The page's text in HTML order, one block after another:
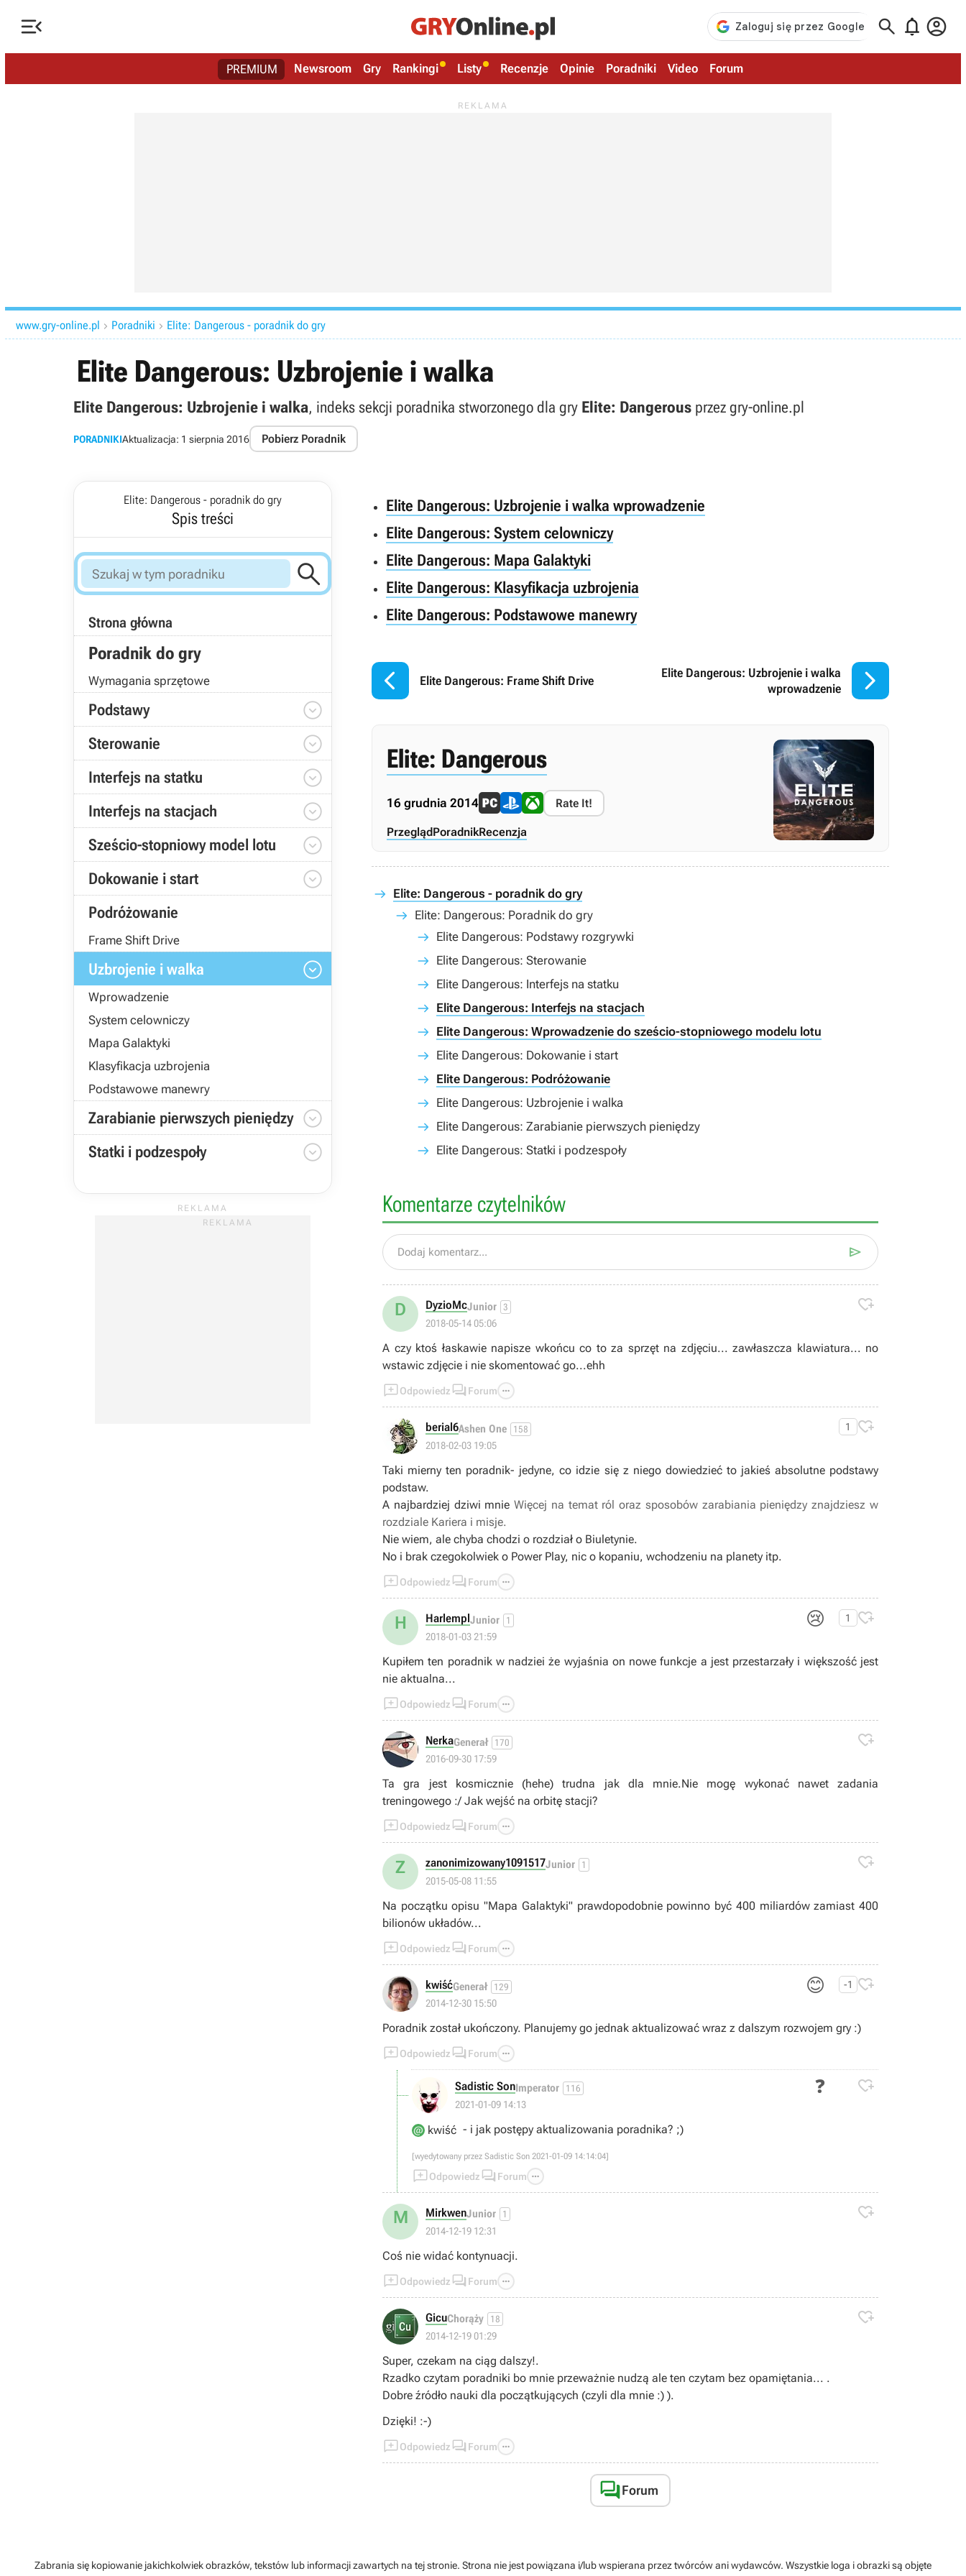
   
PREMIUM Newsroom Gry Rankingi Listy Recenzje Opinie Poradniki Video Forum
www.gry-online.pl  Poradniki  Elite: Dangerous - poradnik do gry
Elite Dangerous: Uzbrojenie i walka
Elite Dangerous: Uzbrojenie i walka, indeks sekcji poradnika stworzonego dla gry Elite: Dangerous przez gry-online.pl
PORADNIKIAktualizacja: 1 sierpnia 2016 Pobierz Poradnik
Elite: Dangerous - poradnik do gry
Spis treści

Strona główna
Poradnik do gry
Wymagania sprzętowe
Podstawy 
Sterowanie 
Interfejs na statku 
Interfejs na stacjach 
Sześcio-stopniowy model lotu 
Dokowanie i start 
Podróżowanie
Frame Shift Drive
Uzbrojenie i walka 
Wprowadzenie
System celowniczy
Mapa Galaktyki
Klasyfikacja uzbrojenia
Podstawowe manewry
Zarabianie pierwszych pieniędzy 
Statki i podzespoły 
Elite Dangerous: Uzbrojenie i walka wprowadzenie
Elite Dangerous: System celowniczy
Elite Dangerous: Mapa Galaktyki
Elite Dangerous: Klasyfikacja uzbrojenia
Elite Dangerous: Podstawowe manewry
 Elite Dangerous: Frame Shift Drive
Elite Dangerous: Uzbrojenie i walka
wprowadzenie

Elite: Dangerous
16 grudnia 2014 Rate It!
PrzeglądPoradnikRecenzja
Elite: Dangerous - poradnik do gry
Elite: Dangerous: Poradnik do gry
Elite Dangerous: Podstawy rozgrywki
Elite Dangerous: Sterowanie
Elite Dangerous: Interfejs na statku
Elite Dangerous: Interfejs na stacjach
Elite Dangerous: Wprowadzenie do sześcio-stopniowego modelu lotu
Elite Dangerous: Dokowanie i start
Elite Dangerous: Podróżowanie
Elite Dangerous: Uzbrojenie i walka
Elite Dangerous: Zarabianie pierwszych pieniędzy
Elite Dangerous: Statki i podzespoły
Komentarze czytelników
Dodaj komentarz... 
D DyzioMcJunior 3
2018-05-14 05:06

A czy ktoś łaskawie napisze wkońcu co to za sprzęt na zdjęciu... zawłaszcza klawiatura... no
wstawic zdjęcie i nie skomentować go...ehh
Odpowiedz  Forum 
berial6Ashen One 158
2018-02-03 19:05
1 
Taki mierny ten poradnik- jedyne, co idzie się z niego dowiedzieć to jakieś absolutne podstawy
podstaw.
A najbardziej dziwi mnie Więcej na temat ról oraz sposobów zarabiania pieniędzy znajdziesz w
rozdziale Kariera i misje.
Nie wiem, ale chyba chodzi o rozdział o Biuletynie.
No i brak czegokolwiek o Power Play, nic o kopaniu, wchodzeniu na planety itp.
Odpowiedz  Forum 
H 😢
HarlemplJunior 1
2018-01-03 21:59
1 
Kupiłem ten poradnik w nadziei że wyjaśnia on nowe funkcje a jest przestarzały i większość jest
nie aktualna...
Odpowiedz  Forum 
NerkaGenerał 170
2016-09-30 17:59

Ta gra jest kosmicznie (hehe) trudna jak dla mnie.Nie mogę wykonać nawet zadania
treningowego :/ Jak wejść na orbitę stacji?
Odpowiedz  Forum 
Z zanonimizowany1091517Junior 1
2015-05-08 11:55

Na początku opisu "Mapa Galaktyki" prawdopodobnie powinno być 400 miliardów zamiast 400
bilionów układów...
Odpowiedz  Forum 
😊
kwiśćGenerał 129
2014-12-30 15:50
-1 
Poradnik został ukończony. Planujemy go jednak aktualizować wraz z dalszym rozwojem gry :)
Odpowiedz  Forum 
❓
Sadistic SonImperator 116
2021-01-09 14:13

kwiść - i jak postępy aktualizowania poradnika? ;)
[wyedytowany przez Sadistic Son 2021-01-09 14:14:04]
Odpowiedz  Forum 
M MirkwenJunior 1
2014-12-19 12:31

Coś nie widać kontynuacji.
Odpowiedz  Forum 
GicuChorąży 18
2014-12-19 01:29

Super, czekam na ciąg dalszy!.
Rzadko czytam poradniki bo mnie przeważnie nudzą ale ten czytam bez opamiętania... .
Dobre źródło nauki dla początkujących (czyli dla mnie :) ).
Dzięki! :-)
Odpowiedz  Forum 
Forum
Zabrania się kopiowanie jakichkolwiek obrazków, tekstów lub informacji zawartych na tej stronie. Strona nie jest powiązana i/lub wspierana przez twórców ani wydawców. Wszystkie loga i obrazki są objęte